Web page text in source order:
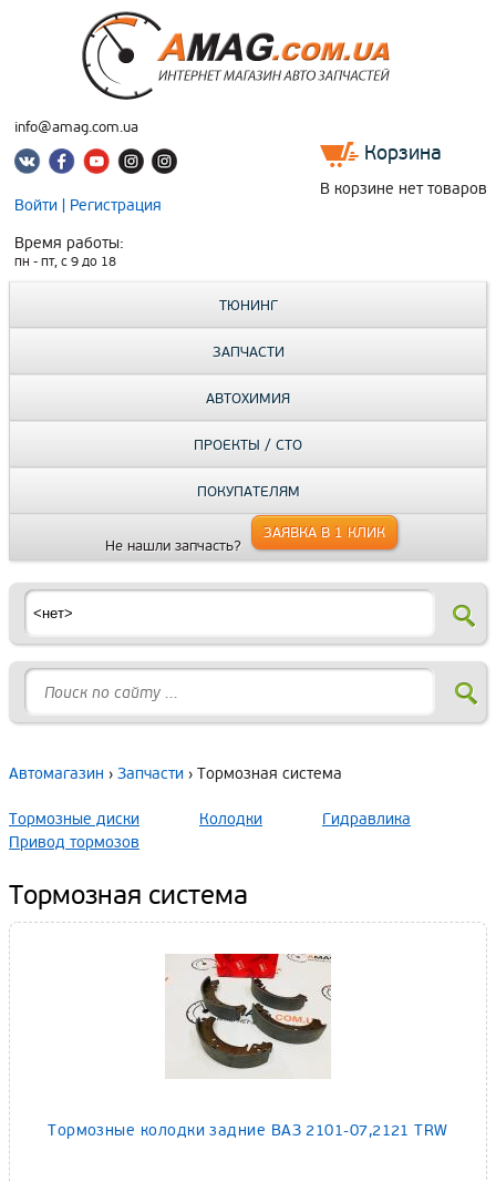
info@amag.com.ua
Войти | Регистрация
Время работы:
пн - пт, c 9 до 18
Корзина
В корзине нет товаров
ТЮНИНГ
ЗАПЧАСТИ
АВТОХИМИЯ
ПРОЕКТЫ / СТО
ПОКУПАТЕЛЯМ
Не нашли запчасть?
ЗАЯВКА В 1 КЛИК
Автомагазин › Запчасти › Тормозная система
Тормозные диски Колодки
Гидравлика
Привод тормозов
Тормозная система
Тормозные колодки задние ВАЗ 2101-07,2121 TRW